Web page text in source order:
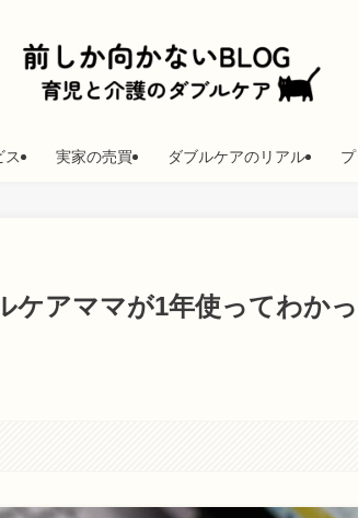
ス 実家の売買 ダブルケアのリアル
ケアママが1年使ってわか